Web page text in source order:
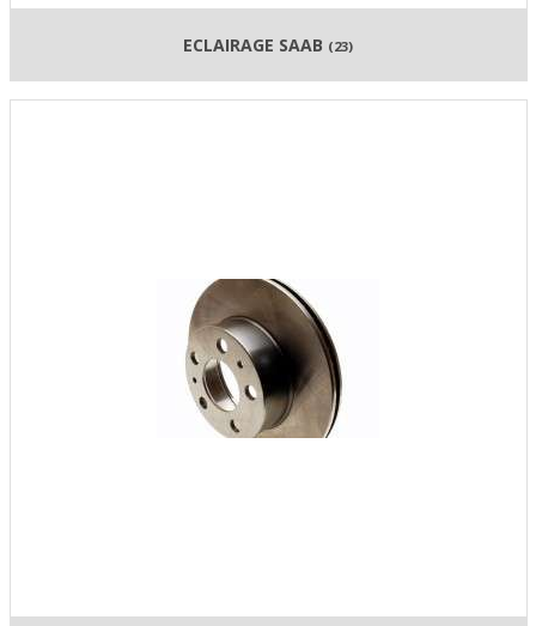
ECLAIRAGE SAAB (23)